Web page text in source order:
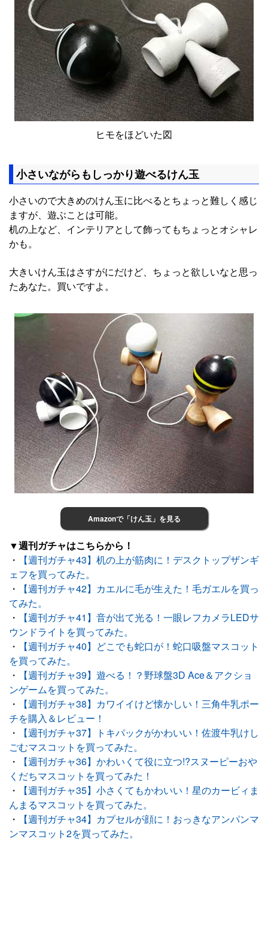
ヒモをほどいた図
小さいながらもしっかり遊べるけん玉
小さいので大きめのけん玉に比べるとちょっと難しく感じ
ますが、遊ぶことは可能。
机の上など、インテリアとして飾ってもちょっとオシャレ
かも。
大きいけん玉はさすがにだけど、ちょっと欲しいなと思っ
たあなた。買いですよ。
Amazonで「けん玉」を見る
▼週刊ガチャはこちらから！
・
【週刊ガチャ43】机の上が筋肉に！デスクトップザンギ
ェフを買ってみた。
・
【週刊ガチャ42】カエルに毛が生えた！毛ガエルを買っ
てみた。
・
【週刊ガチャ41】音が出て光る！一眼レフカメラLEDサ
ウンドライトを買ってみた。
・
【週刊ガチャ40】どこでも蛇口が！蛇口吸盤マスコット
を買ってみた。
・
【週刊ガチャ39】遊べる！？野球盤3D Ace＆アクショ
ンゲームを買ってみた。
・
【週刊ガチャ38】カワイイけど懐かしい！三角牛乳ポー
チを購入＆レビュー！
・
【週刊ガチャ37】トキパックがかわいい！佐渡牛乳けし
ごむマスコットを買ってみた。
・
【週刊ガチャ36】かわいくて役に立つ!?スヌーピーおや
くだちマスコットを買ってみた！
・
【週刊ガチャ35】小さくてもかわいい！星のカービィま
んまるマスコットを買ってみた。
・
【週刊ガチャ34】カプセルが顔に！おっきなアンパンマ
ンマスコット2を買ってみた。